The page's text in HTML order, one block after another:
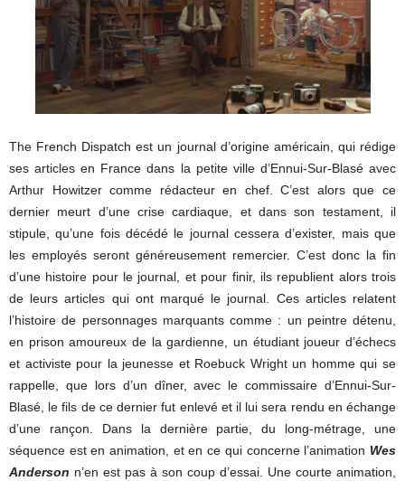
The French Dispatch est un journal d’origine américain, qui rédige
ses articles en France dans la petite ville d’Ennui-Sur-Blasé avec
Arthur Howitzer comme rédacteur en chef. C’est alors que ce
dernier meurt d’une crise cardiaque, et dans son testament, il
stipule, qu’une fois décédé le journal cessera d’exister, mais que
les employés seront généreusement remercier. C’est donc la fin
d’une histoire pour le journal, et pour finir, ils republient alors trois
de leurs articles qui ont marqué le journal. Ces articles relatent
l’histoire de personnages marquants comme : un peintre détenu,
en prison amoureux de la gardienne, un étudiant joueur d’échecs
et activiste pour la jeunesse et Roebuck Wright un homme qui se
rappelle, que lors d’un dîner, avec le commissaire d’Ennui-Sur-
Blasé, le fils de ce dernier fut enlevé et il lui sera rendu en échange
d’une rançon. Dans la dernière partie, du long-métrage, une
séquence est en animation, et en ce qui concerne l’animation Wes
Anderson n’en est pas à son coup d’essai. Une courte animation,